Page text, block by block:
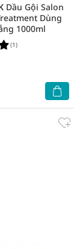
Dầu Gội Salon
Dùng
1000ml
(1)